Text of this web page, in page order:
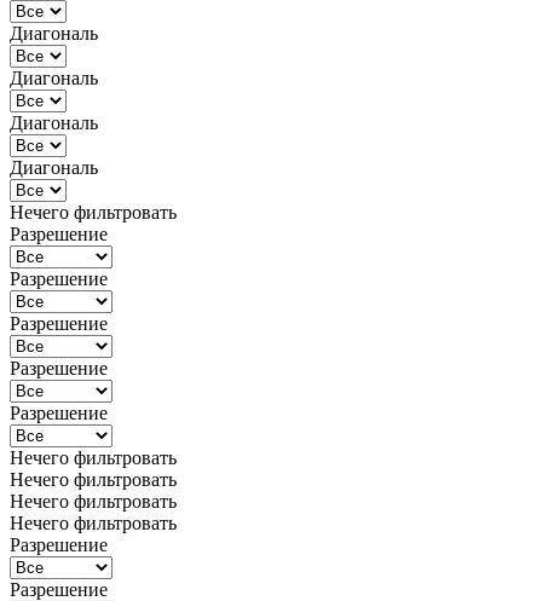
Диагональ
Диагональ
Диагональ
Диагональ
Нечего фильтровать
Разрешение
Разрешение
Разрешение
Разрешение
Разрешение
Нечего фильтровать
Нечего фильтровать
Нечего фильтровать
Нечего фильтровать
Разрешение
Разрешение